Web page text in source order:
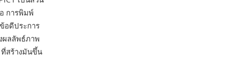
การพิมพ์
อดีประการ
ผลลัพธ์ภาพ
ที่สร้างมันขึ้น